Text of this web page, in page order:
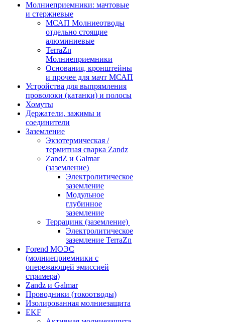
Молниеприемники: мачтовые
и стержневые
МСАП Молниеотводы
отдельно стоящие
алюминиевые
TerraZn
Молниеприемники
Основания, кронштейны
и прочее для мачт МСАП
Устройства для выпрямления
проволоки (катанки) и полосы
Хомуты
Держатели, зажимы и
соединители
Заземление
Экзотермическая /
термитная сварка Zandz
ZandZ и Galmar
(заземление)
Электролитическое
заземление
Модульное
глубинное
заземление
Террацинк (заземление)
Электролитическое
заземление TerraZn
Forend МОЭС
(молниеприемники с
опережающей эмиссией
стримера)
Zandz и Galmar
Проводники (токоотводы)
Изолированная молниезащита
EKF